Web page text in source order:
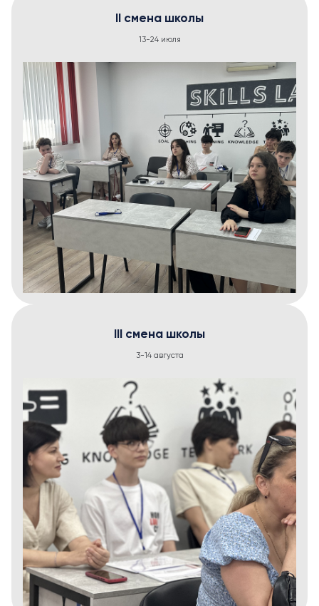
II смена школы
13-24 июля
III смена школы
3-14 августа